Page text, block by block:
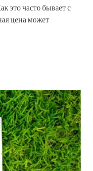
это часто бывает с
цена может